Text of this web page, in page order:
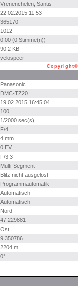
Vrenenchelen Säntis
22.02.2015 11:53
365170
1012
0.00 (0 Stimme(n))
90.2 KB
velospeer
Panasonic
DMC-TZ20
19.02.2015 16:45:04
100
1/2000 sec(s)
F/4
4 mm
0 EV
F/3.3
Multi-Segment
Blitz nicht ausgelöst
Programmautomatik
Automatisch
Automatisch
Nord
47.229881
Ost
9.350786
2204 m
0°